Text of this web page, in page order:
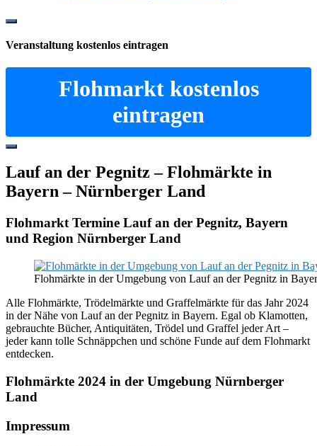
Show
Content
Veranstaltung kostenlos eintragen
Flohmarkt kostenlos
eintragen
Hide
Content
Lauf an der Pegnitz – Flohmärkte in
Bayern – Nürnberger Land
Flohmarkt Termine Lauf an der Pegnitz, Bayern
und Region Nürnberger Land
Flohmärkte in der Umgebung von Lauf an der Pegnitz in
Alle Flohmärkte, Trödelmärkte und Graffelmärkte für das Jahr 2024
in der Nähe von Lauf an der Pegnitz in Bayern. Egal ob Klamotten,
gebrauchte Bücher, Antiquitäten, Trödel und Graffel jeder Art –
jeder kann tolle Schnäppchen und schöne Funde auf dem Flohmarkt
entdecken.
Flohmärkte 2024 in der Umgebung Nürnberger
Land
Footer
Impressum